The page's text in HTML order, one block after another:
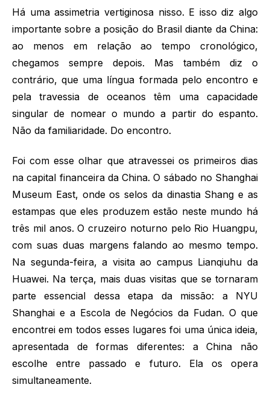
Há uma assimetria vertiginosa nisso. E isso diz algo
importante sobre a posição do Brasil diante da China:
ao menos em relação ao tempo cronológico,
chegamos sempre depois. Mas também diz o
contrário, que uma língua formada pelo encontro e
pela travessia de oceanos têm uma capacidade
singular de nomear o mundo a partir do espanto.
Não da familiaridade. Do encontro.
Foi com esse olhar que atravessei os primeiros dias
na capital financeira da China. O sábado no Shanghai
Museum East, onde os selos da dinastia Shang e as
estampas que eles produzem estão neste mundo há
três mil anos. O cruzeiro noturno pelo Rio Huangpu,
com suas duas margens falando ao mesmo tempo.
Na segunda-feira, a visita ao campus Lianqiuhu da
Huawei. Na terça, mais duas visitas que se tornaram
parte essencial dessa etapa da missão: a NYU
Shanghai e a Escola de Negócios da Fudan. O que
encontrei em todos esses lugares foi uma única ideia,
apresentada de formas diferentes: a China não
escolhe entre passado e futuro. Ela os opera
simultaneamente.